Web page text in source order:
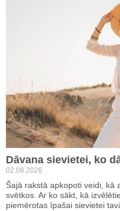
Dāvana sievietei, ko
02.08.2026
Šajā rakstā apkopoti veidi, kā
svētkos. Ar ko sākt, kā
piemērotas īpašai sievietei